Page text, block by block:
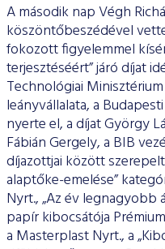
A második nap Végh
köszöntőbeszédével
fokozott figyelemmel
terjesztéséért” járó díjat
Technológiai
leányvállalata, a
nyerte el, a díjat György
Fábián Gergely, a BIB
díjazottjai között
alaptőke-emelése”
Nyrt., „Az év
papír kibocsátója
a Masterplast Nyrt., a